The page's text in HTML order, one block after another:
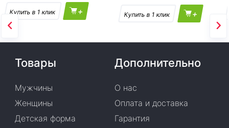
+ +
Товары
Мужчины
Женщины
Детская форма
Дополнительно
О нас
Оплата и доставка
Гарантия